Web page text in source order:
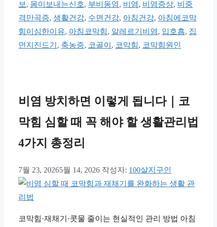
테
고
리
그
보, 몸이보내는신호, 부비동염, 비염, 비염증상, 비중
격만곡증, 생활건강, 수면건강, 아침건강, 아침에코막
힘이심한이유, 아침코막힘, 알레르기비염, 입호흡, 집
먼지진드기 , 축농증, 코골이 , 코막힘, 코막힘원인
비염 방치하면 이렇게 됩니다｜코
막힘 심할 때 꼭 해야 할 생활관리법
4가지 총정리
7월 23, 20265월 14, 2026 작성자: 100살지구인
코막힘·재채기·콧물 줄이는 현실적인 관리 방법 아침